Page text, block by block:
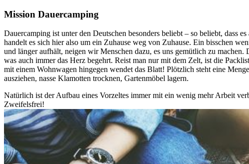
Mission Dauercamping
Dauercamping ist unter den Deutschen besonders beliebt – so beliebt, dass
handelt es sich hier also um ein Zuhause weg von Zuhause. Ein bisschen
und länger aufhält, neigen wir Menschen dazu, es uns gemütlich zu
was auch immer das Herz begehrt. Reist man nur mit dem Zelt, ist die
mit einem Wohnwagen hingegen wendet das Blatt! Plötzlich steht eine
ausziehen, nasse Klamotten trocknen, Gartenmöbel lagern.
Natürlich ist der Aufbau eines Vorzeltes immer mit ein wenig mehr Arbeit
Zweifelsfrei!